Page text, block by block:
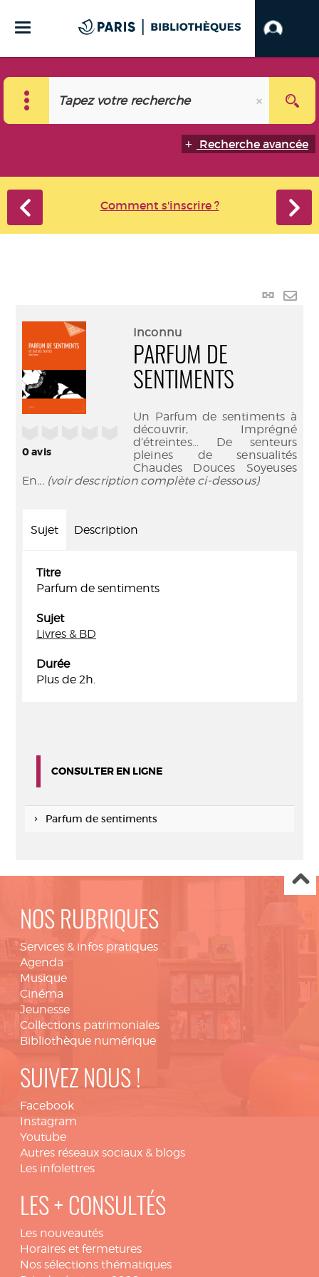
Recherche avancée
Comment s'inscrire ?
Lien
0avis
Inconnu
PARFUM DE
SENTIMENTS
Un Parfum de sentiments à
découvrir, Imprégné
d’étreintes… De senteurs
pleines de sensualités
Chaudes Douces Soyeuses
En... (voir description complète ci-dessous)
Sujet Description
Titre
Parfum de sentiments
Sujet
Livres & BD
Durée
Plus de 2h.
CONSULTER EN LIGNE
Parfum de sentiments
NOS RUBRIQUES
Services & infos pratiques
Agenda
Musique
Cinéma
Jeunesse
Collections patrimoniales
Bibliothèque numérique
SUIVEZ NOUS !
Facebook
Instagram
Youtube
Autres réseaux sociaux & blogs
Les infolettres
LES + CONSULTÉS
Les nouveautés
Horaires et fermetures
Nos sélections thématiques